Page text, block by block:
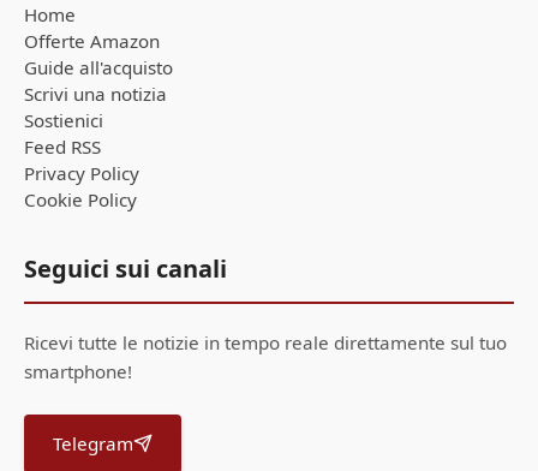
Home
Offerte Amazon
Guide all'acquisto
Scrivi una notizia
Sostienici
Feed RSS
Privacy Policy
Cookie Policy
Seguici sui canali
Ricevi tutte le notizie in tempo reale direttamente sul tuo
smartphone!
Telegram